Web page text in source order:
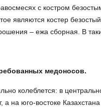
с костром
являются костер
– ежа сборная. В
медоносов.
колеблется: в
а на юго-востоке